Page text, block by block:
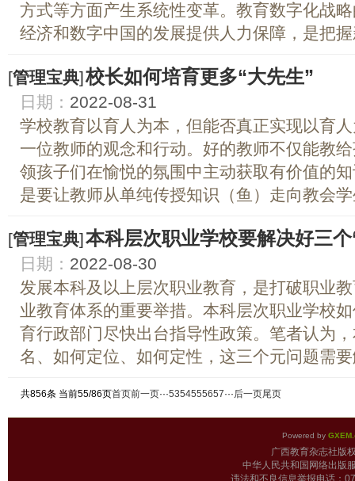
方式等方面产生系统性变革。教育数字化战
经济和数字中国的发展提供人力保障，是把
[管理宝典]校长如何培育更多“大先生”
日期： 2022-08-31
学校教育以育人为本，但能否真正实现以育
一位教师的观念和行动。好的教师不仅能教
领孩子们在愉悦的氛围中主动获取有价值的
是要让教师从单纯传授知识（鱼）走向教会
[管理宝典]本科层次职业学校要解决好三
日期： 2022-08-30
发展本科及以上层次职业教育，是打破职业
业教育体系的重要举措。本科层次职业学校
育行政部门尽快出台指导性政策。笔者认为
名、如何定位、如何定性，这三个元问题需
共856条 当前55/86页首页前一页···5354555657···后一页尾页
Powered by
广西教育杂志
中华人民共和国网络出版
违法和不良信息举报电话：